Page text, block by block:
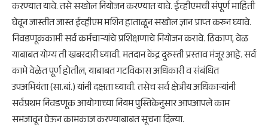
करण्यात यावे. तसे सखोल नियोजन करण्यात यावे. ईव्हीएमची संपूर्ण माहिती
घेवून जास्तीत जास्त ईव्हीएम मशिन हाताळून सखोल ज्ञान प्राप्त करुन घ्यावे.
निवडणूककामी सर्व कर्मचाऱ्यांचे प्रशिक्षणाचे नियोजन करावे. ठिकाण, वेळ
याबाबत योग्य ती खबरदारी घ्यावी. मतदान केंद्र दुरुस्ती प्रस्ताव मंजूर आहे. सर्व
कामे वेळेत पूर्ण होतील, याबाबत गटविकास अधिकारी व संबंधित
उपअभियंता (सा.बां.) यांनी दक्षता घ्यावी. तसेच सर्व क्षेत्रीय अधिकाऱ्यांनी
सर्वप्रथम निवडणूक आयोगाच्या नियम पुस्तिकेनुसार आपआपले काम
समजावून घेऊन कामकाज करण्याबाबत सूचना दिल्या.